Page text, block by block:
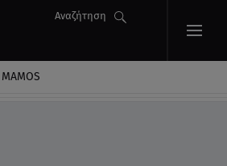
Αναζήτηση